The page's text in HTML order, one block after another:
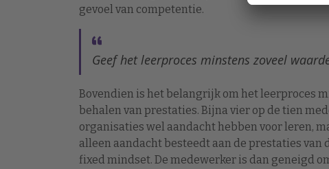
gevoel van competentie.
Geef het leerproces minstens zoveel
Bovendien is het belangrijk om het leerproces
behalen van prestaties. Bijna vier op de tien
organisaties wel aandacht hebben voor leren,
alleen aandacht besteedt aan de prestaties van
fixed mindset. De medewerker is dan geneigd